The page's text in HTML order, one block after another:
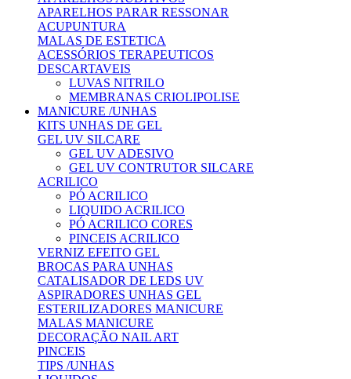
APARELHOS PARAR RESSONAR
ACUPUNTURA
MALAS DE ESTETICA
ACESSÓRIOS TERAPEUTICOS
DESCARTAVEIS
LUVAS NITRILO
MEMBRANAS CRIOLIPOLISE
MANICURE /UNHAS
KITS UNHAS DE GEL
GEL UV SILCARE
GEL UV ADESIVO
GEL UV CONTRUTOR SILCARE
ACRILICO
PÓ ACRILICO
LIQUIDO ACRILICO
PÓ ACRILICO CORES
PINCEIS ACRILICO
VERNIZ EFEITO GEL
BROCAS PARA UNHAS
CATALISADOR DE LEDS UV
ASPIRADORES UNHAS GEL
ESTERILIZADORES MANICURE
MALAS MANICURE
DECORAÇÃO NAIL ART
PINCEIS
TIPS /UNHAS